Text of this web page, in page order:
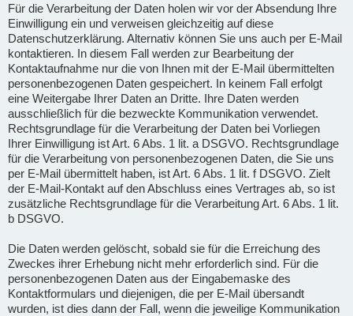
Für die Verarbeitung der Daten holen wir vor der Absendung Ihre
Einwilligung ein und verweisen gleichzeitig auf diese
Datenschutzerklärung. Alternativ können Sie uns auch per E-Mail
kontaktieren. In diesem Fall werden zur Bearbeitung der
Kontaktaufnahme nur die von Ihnen mit der E-Mail übermittelten
personenbezogenen Daten gespeichert. In keinem Fall erfolgt
eine Weitergabe Ihrer Daten an Dritte. Ihre Daten werden
ausschließlich für die bezweckte Kommunikation verwendet.
Rechtsgrundlage für die Verarbeitung der Daten bei Vorliegen
Ihrer Einwilligung ist Art. 6 Abs. 1 lit. a DSGVO. Rechtsgrundlage
für die Verarbeitung von personenbezogenen Daten, die Sie uns
per E-Mail übermittelt haben, ist Art. 6 Abs. 1 lit. f DSGVO. Zielt
der E-Mail-Kontakt auf den Abschluss eines Vertrages ab, so ist
zusätzliche Rechtsgrundlage für die Verarbeitung Art. 6 Abs. 1 lit.
b DSGVO.
Die Daten werden gelöscht, sobald sie für die Erreichung des
Zweckes ihrer Erhebung nicht mehr erforderlich sind. Für die
personenbezogenen Daten aus der Eingabemaske des
Kontaktformulars und diejenigen, die per E-Mail übersandt
wurden, ist dies dann der Fall, wenn die jeweilige Kommunikation